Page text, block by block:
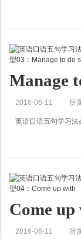
和&hellip;一样不
每个英语学习者都会
Manage
2016-06-11 所
英语口语五句学习
成功做某事
现在如果和老外谈话
Come up
2016-06-11 所